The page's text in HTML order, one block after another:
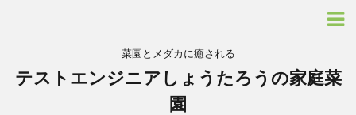
菜園とメダカに癒される
テストエンジニアしょうたろうの家庭菜
園